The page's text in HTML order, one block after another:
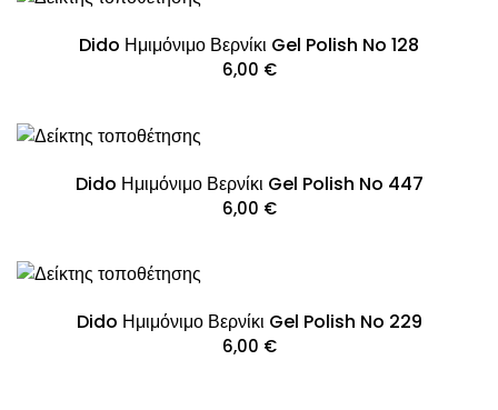
Dido Ημιμόνιμο Βερνίκι Gel Polish No 128
6,00 €
Dido Ημιμόνιμο Βερνίκι Gel Polish No 447
6,00 €
Dido Ημιμόνιμο Βερνίκι Gel Polish No 229
6,00 €